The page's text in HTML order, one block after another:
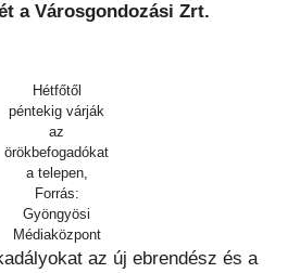
a Városgondozási Zrt.
Hétfőtől
péntekig várják
az
örökbefogadókat
a telepen,
Forrás:
Gyöngyösi
Médiaközpont
az új ebrendész és a